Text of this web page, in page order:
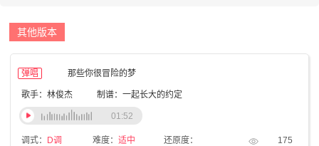
其他版本
弹唱 那些你很冒险的梦
歌手：林俊杰 制谱：一起长大的约定
调式： D调 难度： 适中 还原度： 175
01:52